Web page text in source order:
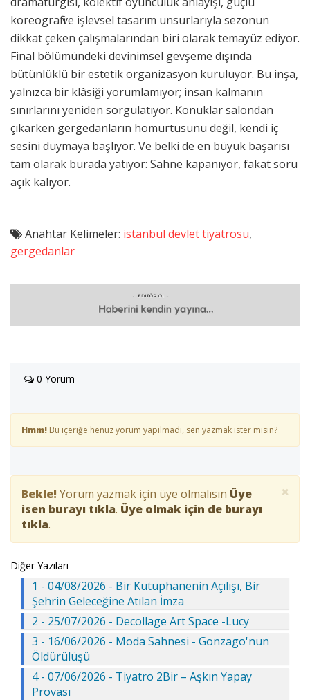
koreografi ve işlevsel tasarım unsurlarıyla sezonun
dikkat çeken çalışmalarından biri olarak temayüz ediyor.
Final bölümündeki devinimsel gevşeme dışında
bütünlüklü bir estetik organizasyon kuruluyor. Bu inşa,
yalnızca bir klâsiği yorumlamıyor; insan kalmanın
sınırlarını yeniden sorgulatıyor. Konuklar salondan
çıkarken gergedanların homurtusunu değil, kendi iç
sesini duymaya başlıyor. Ve belki de en büyük başarısı
tam olarak burada yatıyor: Sahne kapanıyor, fakat soru
açık kalıyor.
Anahtar Kelimeler: istanbul devlet tiyatrosu,
gergedanlar
0 Yorum
Hmm! Bu içeriğe henüz yorum yapılmadı, sen yazmak ister misin?
×
Bekle! Yorum yazmak için üye olmalısın Üye
isen burayı tıkla. Üye olmak için de burayı
tıkla.
Diğer Yazıları
1 - 04/08/2026 - Bir Kütüphanenin Açılışı, Bir
Şehrin Geleceğine Atılan İmza
2 - 25/07/2026 - Decollage Art Space -Lucy
3 - 16/06/2026 - Moda Sahnesi - Gonzago'nun
Öldürülüşü
4 - 07/06/2026 - Tiyatro 2Bir – Aşkın Yapay
Provası